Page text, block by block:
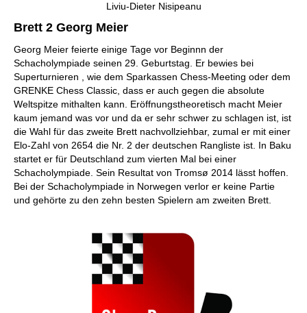
Liviu-Dieter Nisipeanu
Brett 2 Georg Meier
Georg Meier feierte einige Tage vor Beginnn der
Schacholympiade seinen 29. Geburtstag. Er bewies bei
Superturnieren , wie dem Sparkassen Chess-Meeting oder dem
GRENKE Chess Classic, dass er auch gegen die absolute
Weltspitze mithalten kann. Eröffnungstheoretisch macht Meier
kaum jemand was vor und da er sehr schwer zu schlagen ist, ist
die Wahl für das zweite Brett nachvollziehbar, zumal er mit einer
Elo-Zahl von 2654 die Nr. 2 der deutschen Rangliste ist. In Baku
startet er für Deutschland zum vierten Mal bei einer
Schacholympiade. Sein Resultat von Tromsø 2014 lässt hoffen.
Bei der Schacholympiade in Norwegen verlor er keine Partie
und gehörte zu den zehn besten Spielern am zweiten Brett.